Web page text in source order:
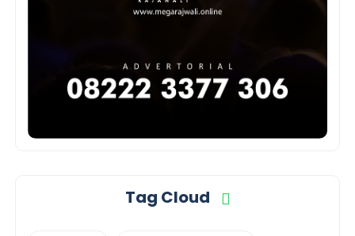
Tag Cloud